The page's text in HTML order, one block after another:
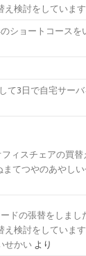
検討をしています
ショートコースを
て3日で自宅サーバ
フィスチェアの買替
まてつやのあやし
ドの張替をしまし
え検討をしていま
せかい より